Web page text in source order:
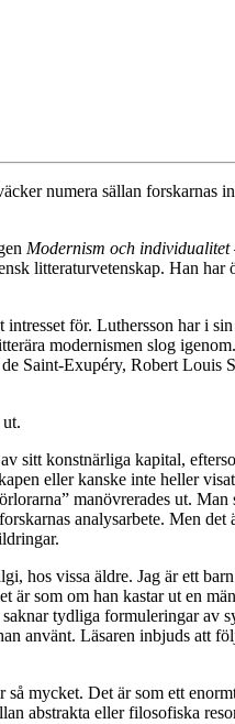
numera sällan forskarnas
Modernism och
litteraturvetenskap. Han har
för. Luthersson har i
modernismen slog
Saint-Exupéry, Robert Louis
sitt konstnärliga kapital,
eller kanske inte heller
manövrerades ut. Man
analysarbete. Men det
hos vissa äldre. Jag är ett
som om han kastar ut en
tydliga formuleringar av
använt. Läsaren inbjuds att
mycket. Det är som ett
abstrakta eller filosofiska